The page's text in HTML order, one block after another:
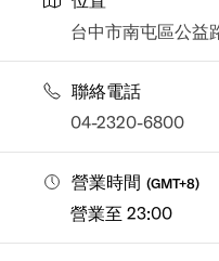
台中市南屯區公益
聯絡電話
04-2320-6800
營業時間 (GMT+8)
營業至 23:00